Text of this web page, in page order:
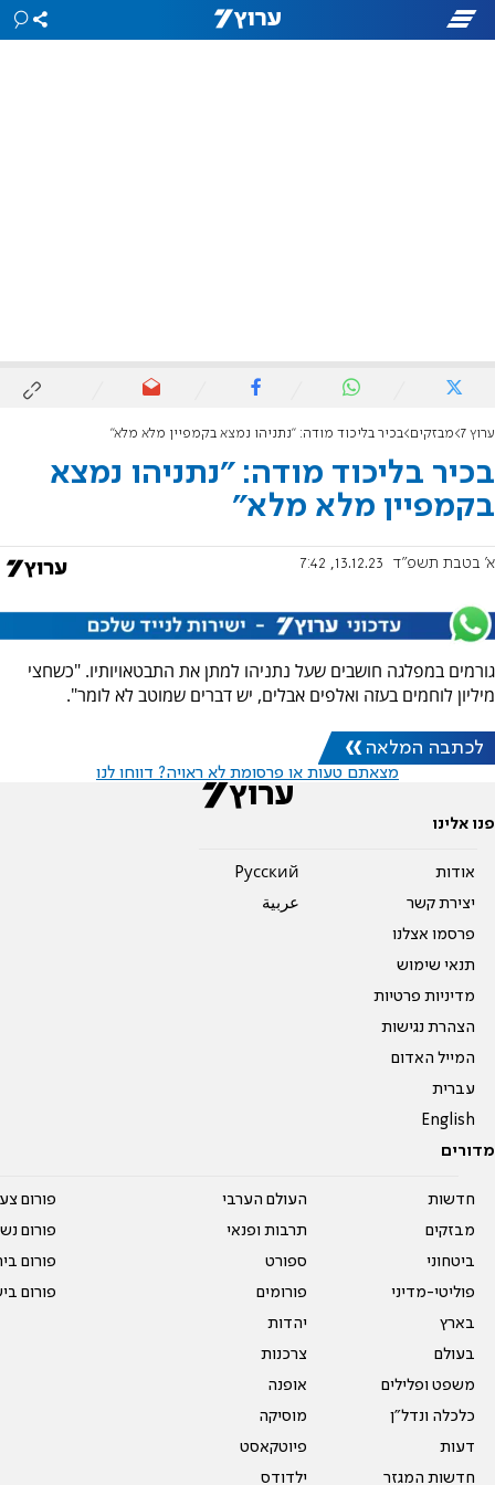
ערוץ 7 מבזקים בכיר בליכוד מודה: "נתניהו נמצא בקמפיין מלא מלא"
בכיר בליכוד מודה: "נתניהו נמצא
בקמפיין מלא מלא"
א' בטבת תשפ"ד 13.12.23, 7:42
גורמים במפלגה חושבים שעל נתניהו למתן את התבטאויותיו. "כשחצי
מיליון לוחמים בעזה ואלפים אבלים, יש דברים שמוטב לא לומר".
לכתבה המלאה
מצאתם טעות או פרסומת לא ראויה? דווחו לנו
פנו אלינו
אודות
יצירת קשר
פרסמו אצלנו
תנאי שימוש
מדיניות פרטיות
הצהרת נגישות
המייל האדום
עברית
English
Pусский
عربية
מדורים
חדשות
מבזקים
ביטחוני
פוליטי-מדיני
בארץ
בעולם
משפט ופלילים
כלכלה ונדל"ן
דעות
חדשות המגזר
העולם הערבי
תרבות ופנאי
ספורט
פורומים
יהדות
צרכנות
אופנה
מוסיקה
פיוטקאסט
ילדודס
פורום
פורום
פורום
פורום